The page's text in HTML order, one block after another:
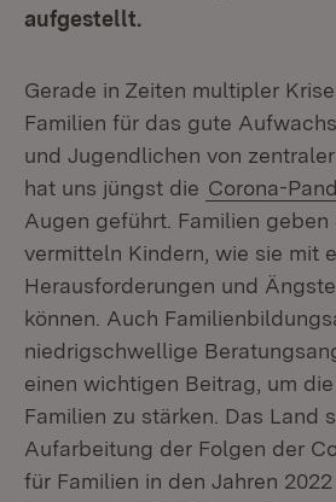
aufgestellt.
Gerade in Zeiten multipler
Familien für das gute
und Jugendlichen von
hat uns jüngst die Corona-
Augen geführt. Familien geben
vermitteln Kindern, wie sie mit
Herausforderungen und
können. Auch
niedrigschwellige
einen wichtigen Beitrag, um
Familien zu stärken. Das Land
Aufarbeitung der Folgen der
für Familien in den Jahren